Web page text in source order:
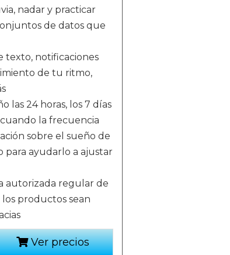
nadar y practicar
de datos que
texto, notificaciones
de tu ritmo,
las 24 horas, los 7 días
la frecuencia
sobre el sueño de
para ayudarlo a ajustar
autorizada regular de
productos sean
Ver precios